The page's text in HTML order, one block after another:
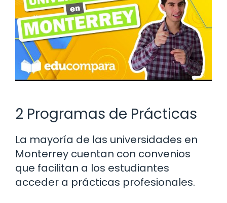
2 Programas de Prácticas
La mayoría de las universidades en
Monterrey cuentan con convenios
que facilitan a los estudiantes
acceder a prácticas profesionales.